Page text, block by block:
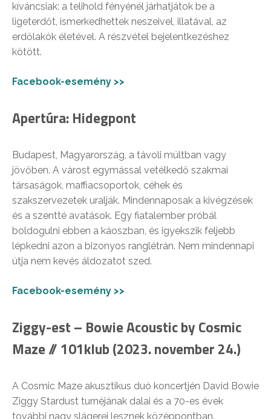
kíváncsiak: a telihold fényénél járhatjátok be a
ligeterdőt, ismerkedhettek neszeivel, illatával, az
erdőlakók életével. A részvétel bejelentkezéshez
kötött.
Facebook-esemény >>
Apertúra: Hidegpont
Budapest, Magyarország, a távoli múltban vagy
jövőben. A várost egymással vetélkedő szakmai
társaságok, maffiacsoportok, céhek és
szakszervezetek uralják. Mindennaposak a kivégzések
és a szentté avatások. Egy fiatalember próbál
boldogulni ebben a káoszban, és igyekszik feljebb
lépkedni azon a bizonyos ranglétrán. Nem mindennapi
útja nem kevés áldozatot szed.
Facebook-esemény >>
Ziggy-est – Bowie Acoustic by Cosmic
Maze // 101klub (2023. november 24.)
A Cosmic Maze akusztikus duó koncertjén David Bowie
Ziggy Stardust turnéjának dalai és a 70-es évek
további nagy slágerei lesznek középpontban.